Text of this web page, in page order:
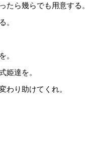
ら幾らでも用意する。
。
。
姫達を。
わり助けてくれ。